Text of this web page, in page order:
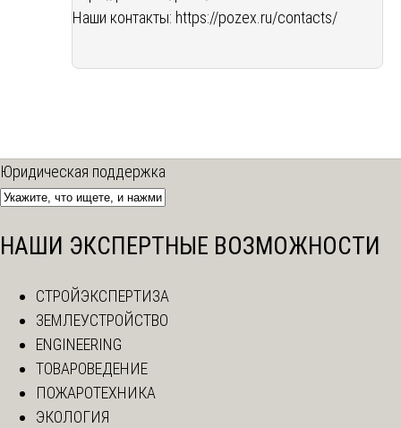
Наши контакты: https://pozex.ru/contacts/
Юридическая поддержка
НАШИ ЭКСПЕРТНЫЕ ВОЗМОЖНОСТИ
СТРОЙЭКСПЕРТИЗА
ЗЕМЛЕУСТРОЙСТВО
ENGINEERING
ТОВАРОВЕДЕНИЕ
ПОЖАРОТЕХНИКА
ЭКОЛОГИЯ